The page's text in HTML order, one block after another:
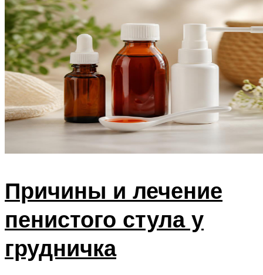
Причины и лечение
пенистого стула у
грудничка